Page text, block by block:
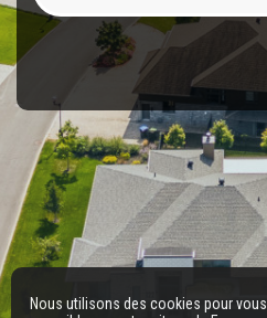
Nous utilisons des cookies pour